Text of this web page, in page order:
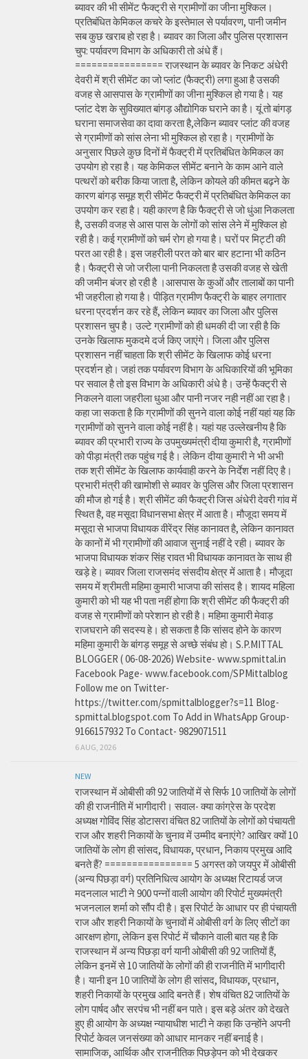
ब्यावर की भी सीमेंट फैक्ट्री से ग्रामीणों का जीना मुश्किल।
प्रतिबंधित केमिकल कचरे के इस्तेमाल से पर्यावरण, पानी जमीन
सब कुछ खराब हो रहा है। ब्यावर का जिला और पुलिस प्रशासन
चुप: पर्यावरण विभाग के अधिकारी तो अंधे हैं।
================ राजस्थान के ब्यावर के निकट अंधेरी
देवरी में श्री सीमेंट का जो प्लांट (फैक्ट्री) लगा हुआ है उसकी
वजह से आसपास के ग्रामीणों का जीना मुश्किल हो गया है। यह
प्लांट देश के सुविख्यात बांगड़ औद्योगिक घराने का है। यूं तो बांगड़
घराना समाजसेवा का दावा करता है,लेकिन ब्यावर प्लांट की वजह
से ग्रामीणों को सांस लेना भी मुश्किल हो रहा है। ग्रामीणों के
अनुसार पिछले कुछ दिनों में फैक्ट्री में प्रतिबंधित केमिकल का
उपयोग हो रहा है। यह केमिकल सीमेंट बनाने के काम आने वाले
पत्थरों को बरीक किया जाता है, लेकिन कोयले की कीमत बढ़ने के
कारण बांगड़ समूह श्री सीमेंट फैक्ट्री में प्रतिबंधित केमिकल का
उपयोग कर रहा है। यही कारण है कि फैक्ट्री से जो धुंआ निकलता
है, उसकी वजह से आस पास के लोगों को सांस लेने में मुश्किल हो
रही है। कई ग्रामीणों को चर्म रोग हो गया है। घरों पर मिट्टी की
परत आ रही है। इस जहरीली परत को बार बार हटाना भी कठिन
है। फैक्ट्री से जो जरीला पानी निकलता है उसकी वजह से खेती
की जमीन बंजर हो रही है ।आसपास के कुओं और तालाबों का पानी
भी जहरीला हो गया है। पीड़ित ग्रामीण फैक्ट्री के बाहर लगातार
धरना प्रदर्शन कर रहे हैं, लेकिन ब्यावर का जिला और पुलिस
प्रशासन चुप है। उल्टे ग्रामीणों को ही धमकी दी जा रही है कि
उनके खिलाफ मुकदमे दर्ज किए जाएंगे। जिला और पुलिस
प्रशासन नहीं चाहता कि श्री सीमेंट के खिलाफ कोई धरना
प्रदर्शन हो। जहां तक पर्यावरण विभाग के अधिकारियों की भूमिका
पर सवाल है तो इस विभाग के अधिकारी अंधे है। उन्हें फैक्ट्री से
निकलने वाला जहरीला धुआ और पानी नजर नही नहीं आ रहा है।
कहा जा सकता है कि ग्रामीणों की सुनने वाला कोई नहीं यहां यह कि
ग्रामीणों को सुनने वाला कोई नहीं है। यहां यह उल्लेखनीय है कि
ब्यावर की प्रभारी राज्य के उपमुख्यमंत्री दीया कुमारी है, ग्रामीणों
को पीड़ा मंत्री तक पहुंच गई है। लेकिन दीया कुमारी ने भी अभी
तक श्री सीमेंट के खिलाफ कार्यवाही करने के निर्देश नहीं दिए है।
प्रभारी मंत्री की खामोशी से ब्यावर के पुलिस और जिला प्रशासन
की मौज हो गई है। श्री सीमेंट की फैक्ट्री जिस अंधेरी देवरी गांव में
स्थित है, वह मसूदा विधानसभा क्षेत्र में आता है। मौजूदा समय में
मसूदा से भाजपा विधायक वीरेंद्र सिंह कानावत है, लेकिन कानावत
के कानों में भी ग्रामीणों की आवाज सुनाई नहीं दे रही। ब्यावर के
भाजपा विधायक शंकर सिंह रावत भी विधायक कानावत के साथ ही
खड़े हे। ब्यावर जिला राजसमंद संसदीय क्षेत्र में आता है। मौजूदा
समय में श्रीमती महिमा कुमारी भाजपा की सांसद है। शायद महिला
कुमारी को भी यह भी पता नहीं होगा कि श्री सीमेंट की फैक्ट्री की
वजह से ग्रामीणों को परेशान हो रही है। महिमा कुमारी मेवाड़
राजघराने की सदस्य हे। हो सकता है कि सांसद होने के कारण
महिमा कुमारी के बांगड़ समूह से अच्छे संबंध हो। S.P.MITTAL
BLOGGER ( 06-08-2026) Website- www.spmittal.in
Facebook Page- www.facebook.com/SPMittalblog
Follow me on Twitter-
https://twitter.com/spmittalblogger?s=11 Blog-
spmittal.blogspot.com To Add in WhatsApp Group-
9166157932 To Contact- 9829071511
6 AUG, 2026
NEW
राजस्थान में ओबीसी की 92 जातियों में से सिर्फ 10 जातियों के लोगों
की ही राजनीति में भागीदारी। सवाल- क्या कांग्रेस के प्रदेश
अध्यक्ष गोविंद सिंह डोटासरा वंचित 82 जातियों के लोगों को पंचायती
राज और शहरी निकायों के चुनाव में उम्मीद बनाएंगे? आखिर क्यों 10
जातियों के लोग ही सांसद, विधायक, प्रधान, निकाय प्रमुख आदि
बनते हैं? ================ 5 अगस्त को जयपुर में ओबीसी
(अन्य पिछड़ा वर्ग) प्रतिनिधित्व आयोग के अध्यक्ष रिटायर्ड जज
मदनलाल भाटी ने 900 पन्नों वाली आयोग की रिपोर्ट मुख्यमंत्री
भजनलाल शर्मा को सौंप दी है। इस रिपोर्ट के आधार पर ही पंचायती
राज और शहरी निकायों के चुनावों में ओबीसी वर्ग के लिए सीटों का
आरक्षण होगा, लेकिन इस रिपोर्ट में चौकाने वाली बात यह है कि
राजस्थान में अन्य पिछड़ा वर्ग यानी ओबीसी की 92 जातियों हैं,
लेकिन इनमें से 10 जातियों के लोगों की ही राजनीति में भागीदारी
है। यानी इन 10 जातियों के लोग ही सांसद, विधायक, प्रधान,
शहरी निकायों के प्रमुख आदि बनते हैं। शेष वंचित 82 जातियों के
लोग पार्षद और सरपंच भी नहीं बन पाते। इस बड़े अंतर को देखते
हुए ही आयोग के अध्यक्ष न्यायाधीश भाटी ने कहा कि उन्होंने अपनी
रिपोर्ट केवल जनसंख्या को आधार मानकर नहीं बनाई है।
सामाजिक, आर्थिक और राजनीतिक पिछड़ेपन को भी देखकर